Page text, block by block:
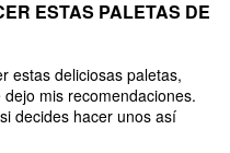
ESTAS PALETAS DE
estas deliciosas paletas,
mis recomendaciones.
decides hacer unos así